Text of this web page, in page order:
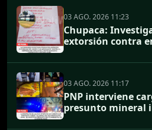
03 AGO. 2026 11:23
Chupaca:
extorsión contra
03 AGO. 2026 11:17
PNP interviene
presunto mineral